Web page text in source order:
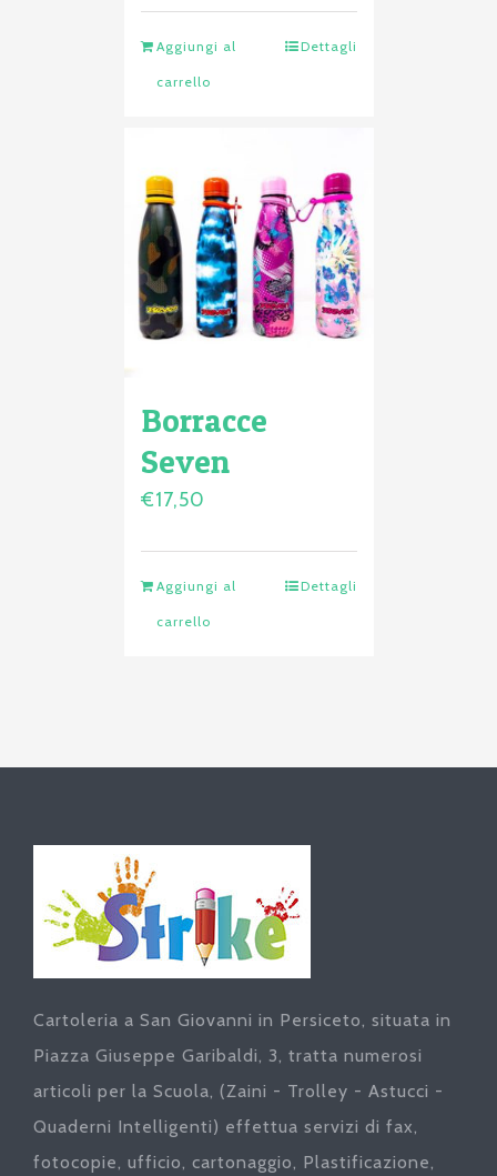
Aggiungi al
carrello
Dettagli
Borracce
Seven
€17,50
Aggiungi al
carrello
Dettagli
Cartoleria a San Giovanni in Persiceto, situata in
Piazza Giuseppe Garibaldi, 3, tratta numerosi
articoli per la Scuola, (Zaini - Trolley - Astucci -
Quaderni Intelligenti) effettua servizi di fax,
fotocopie, ufficio, cartonaggio, Plastificazione,